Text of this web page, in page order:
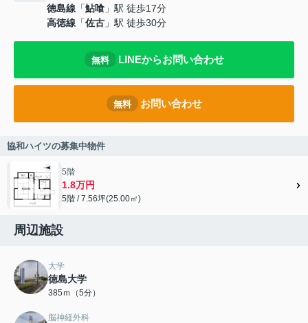
徳島線 「鮎喰 」駅 徒歩17分
高徳線 「佐古 」駅 徒歩30分
無料 LINEからお問い合わせ
無料 お問い合わせ
協和ハイツの募集中物件
5階
1.8万円
5階 / 7.56坪(25.00㎡)
周辺施設
大学
徳島大学
385ｍ（5分）
脳神経外科